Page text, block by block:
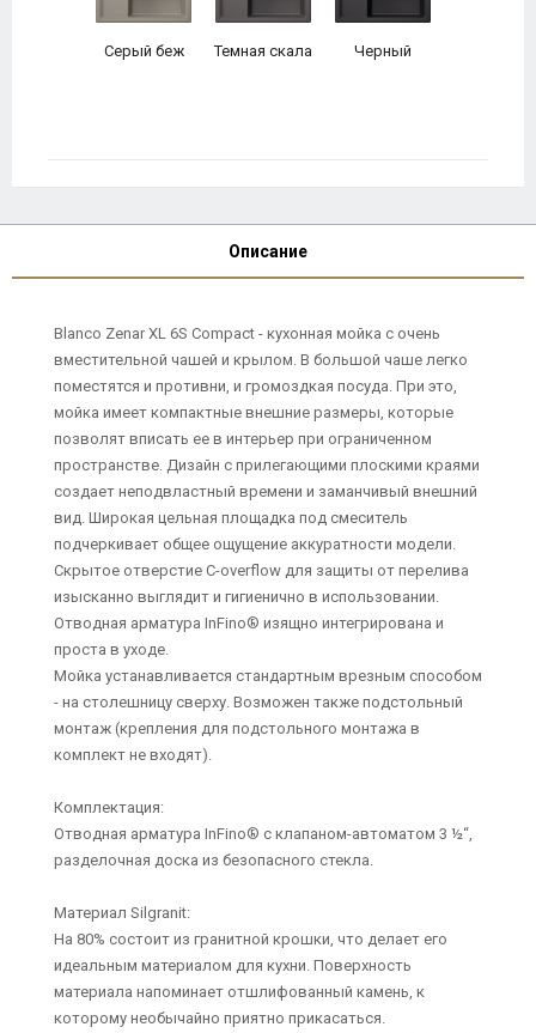
Серый беж Темная скала Черный
Описание
Blanco Zenar XL 6S Compact - кухонная мойка с очень
вместительной чашей и крылом. В большой чаше легко
поместятся и противни, и громоздкая посуда. При это,
мойка имеет компактные внешние размеры, которые
позволят вписать ее в интерьер при ограниченном
пространстве. Дизайн с прилегающими плоскими краями
создает неподвластный времени и заманчивый внешний
вид. Широкая цельная площадка под смеситель
подчеркивает общее ощущение аккуратности модели.
Скрытое отверстие C-overflow для защиты от перелива
изысканно выглядит и гигиенично в использовании.
Отводная арматура InFino® изящно интегрирована и
проста в уходе.
Мойка устанавливается стандартным врезным способом
- на столешницу сверху. Возможен также подстольный
монтаж (крепления для подстольного монтажа в
комплект не входят).
Комплектация:
Отводная арматура InFino® с клапаном-автоматом 3 ½“,
разделочная доска из безопасного стекла.
Материал Silgranit:
На 80% состоит из гранитной крошки, что делает его
идеальным материалом для кухни. Поверхность
материала напоминает отшлифованный камень, к
которому необычайно приятно прикасаться.